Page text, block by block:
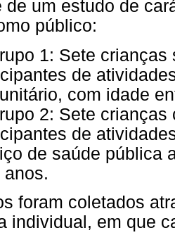
de um estudo de
público:
1: Sete
de
com idade
2: Sete
de
de saúde pública
anos.
foram coletados
individual, em que